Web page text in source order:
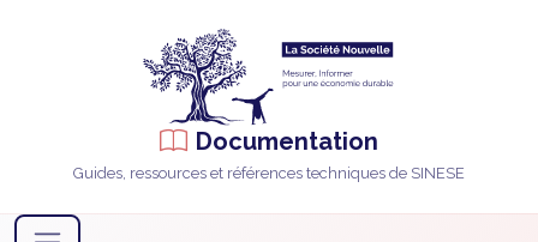
Documentation
Guides, ressources et références techniques de SINESE